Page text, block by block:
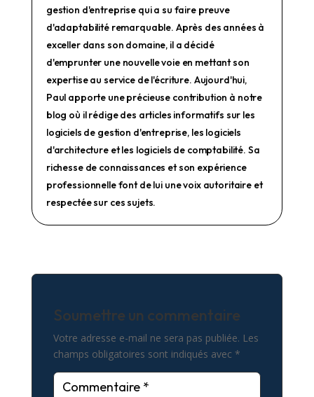
gestion d'entreprise qui a su faire preuve
d'adaptabilité remarquable. Après des années à
exceller dans son domaine, il a décidé
d'emprunter une nouvelle voie en mettant son
expertise au service de l'écriture. Aujourd'hui,
Paul apporte une précieuse contribution à notre
blog où il rédige des articles informatifs sur les
logiciels de gestion d'entreprise, les logiciels
d'architecture et les logiciels de comptabilité. Sa
richesse de connaissances et son expérience
professionnelle font de lui une voix autoritaire et
respectée sur ces sujets.
Soumettre un commentaire
Votre adresse e-mail ne sera pas publiée. Les
champs obligatoires sont indiqués avec *